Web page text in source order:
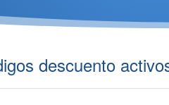
descuento